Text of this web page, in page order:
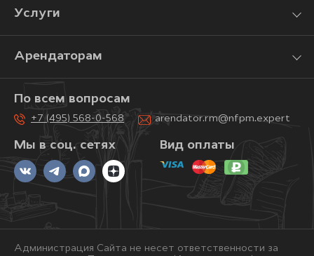
Услуги
Арендаторам
Мы в соц. сетях
По всем вопросам
+7 (495) 568-0-568 arendator.rm@nfpm.expert
Вид оплаты
Администрация Сайта не несет ответственности за